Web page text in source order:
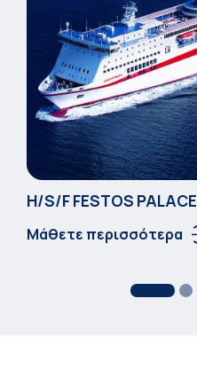
Η/S/F FESTOS PALACΕ
Μάθετε περισσότερα